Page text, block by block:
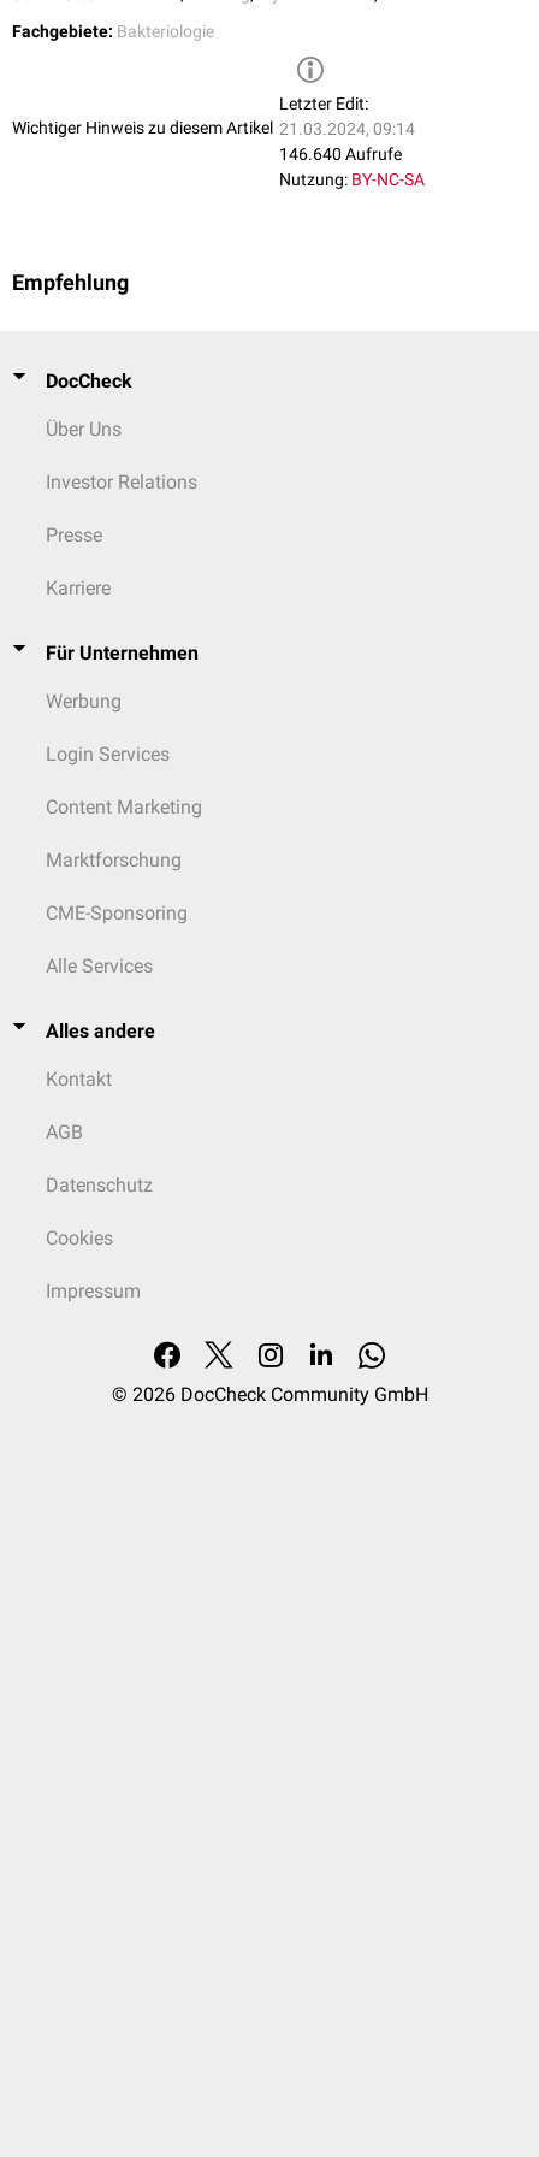
Fachgebiete: Bakteriologie
Wichtiger Hinweis zu diesem Artikel
Letzter Edit:
21.03.2024, 09:14
146.640 Aufrufe
Nutzung: BY-NC-SA
Empfehlung
DocCheck
Über Uns
Investor Relations
Presse
Karriere
Für Unternehmen
Werbung
Login Services
Content Marketing
Marktforschung
CME-Sponsoring
Alle Services
Alles andere
Kontakt
AGB
Datenschutz
Cookies
Impressum
© 2026 DocCheck Community GmbH